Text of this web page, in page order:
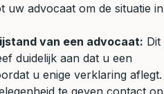
uw advocaat om de situatie in
van een advocaat: Dit
duidelijk aan dat u een
u enige verklaring aflegt.
te geven contact op